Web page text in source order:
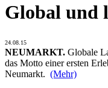
Global und
24.08.15
NEUMARKT. Globale
das Motto einer ersten
Neumarkt. (Mehr)